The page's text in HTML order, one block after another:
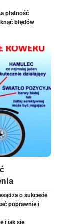
płatność
błędów
o sukcesie
poprawnie i
i jak się